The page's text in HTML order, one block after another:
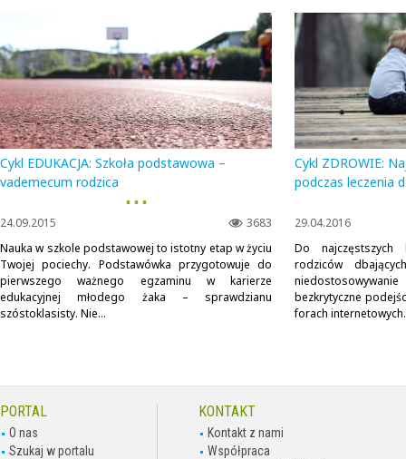
Cykl EDUKACJA: Szkoła podstawowa –
vademecum rodzica
▪ ▪ ▪
3683
24.09.2015
Nauka w szkole podstawowej to istotny etap w życiu
Twojej pociechy. Podstawówka przygotowuje do
pierwszego ważnego egzaminu w karierze
edukacyjnej młodego żaka – sprawdzianu
szóstoklasisty. Nie...
Cykl ZDROWIE:
podczas leczenia
29.04.2016
Do najczęstszych
rodziców
bezkrytyczne
forach
PORTAL
O nas
Szukaj w portalu
KONTAKT
Kontakt z nami
Współpraca